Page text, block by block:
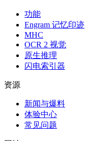
功能
Engram 记忆印迹
MHC
OCR 2 视觉
原生推理
闪电索引器
资源
新闻与爆料
体验中心
常见问题